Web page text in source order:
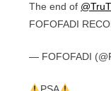
The end of
FOFOFADI
— FOFOFADI